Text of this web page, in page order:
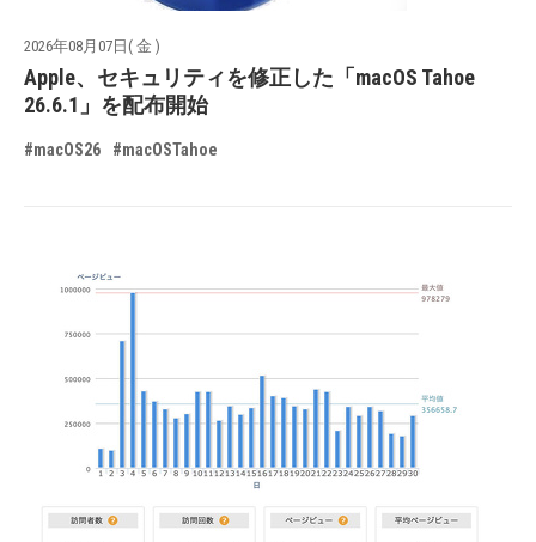
2026年08月07日( 金 )
Apple、セキュリティを修正した「macOS Tahoe
26.6.1」を配布開始
#macOS26 #macOSTahoe